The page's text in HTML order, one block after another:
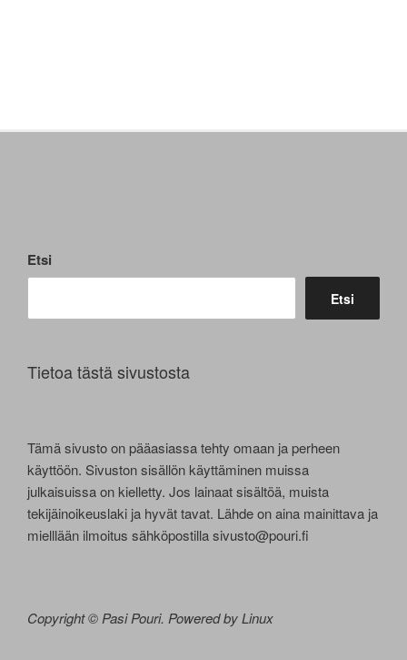
Etsi
Etsi
Tietoa tästä sivustosta
Tämä sivusto on pääasiassa tehty omaan ja perheen
käyttöön. Sivuston sisällön käyttäminen muissa
julkaisuissa on kielletty. Jos lainaat sisältöä, muista
tekijäinoikeuslaki ja hyvät tavat. Lähde on aina mainittava ja
mielllään ilmoitus sähköpostilla sivusto@pouri.fi
Copyright © Pasi Pouri. Powered by Linux